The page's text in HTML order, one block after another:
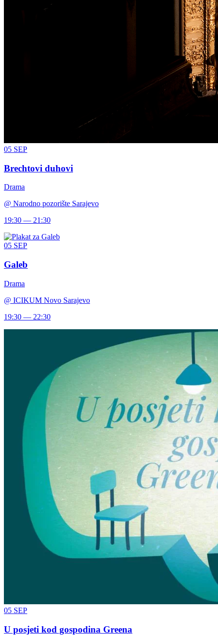
05 SEP
Brechtovi duhovi
Drama
@ Narodno pozorište Sarajevo
19:30 — 21:30
05 SEP
Galeb
Drama
@ ICIKUM Novo Sarajevo
19:30 — 22:30
05 SEP
U posjeti kod gospodina Greena